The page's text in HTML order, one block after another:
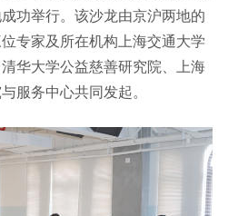
功举行。该沙龙由京沪两地的
专家及所在机构上海交通大学
华大学公益慈善研究院、上海
服务中心共同发起。